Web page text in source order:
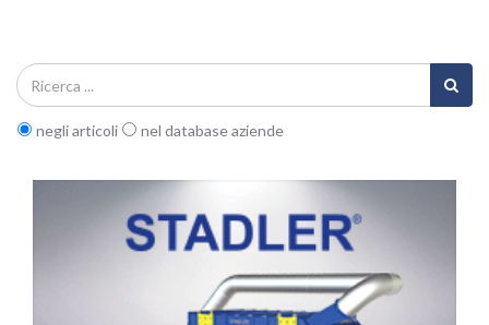
negli articoli nel database aziende